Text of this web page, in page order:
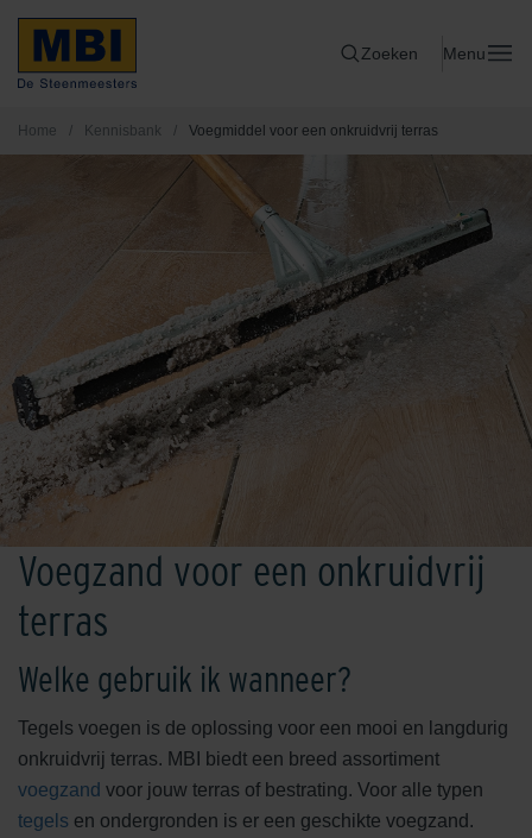
Zoeken Menu
Home / Kennisbank / Voegmiddel voor een onkruidvrij terras
Voegzand voor een onkruidvrij
terras
Welke gebruik ik wanneer?
Tegels voegen is de oplossing voor een mooi en langdurig
onkruidvrij terras. MBI biedt een breed assortiment
voegzand voor jouw terras of bestrating. Voor alle typen
tegels en ondergronden is er een geschikte voegzand.